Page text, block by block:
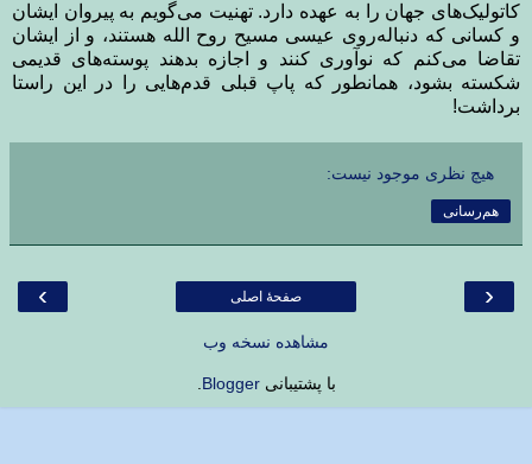
کاتولیک‌های جهان را به عهده دارد. تهنیت می‌گویم به پیروان ایشان
و کسانی که دنباله‌روی عیسی مسیح روح الله هستند، و از ایشان
تقاضا می‌کنم که نوآوری کنند و اجازه بدهند پوسته‌های قدیمی
شکسته بشود، همانطور که پاپ قبلی قدم‌هایی را در این راستا
برداشت!
هیچ نظری موجود نیست:
هم‌رسانی
‹
› صفحهٔ اصلی
مشاهده نسخه وب
با پشتیبانیBlogger
.